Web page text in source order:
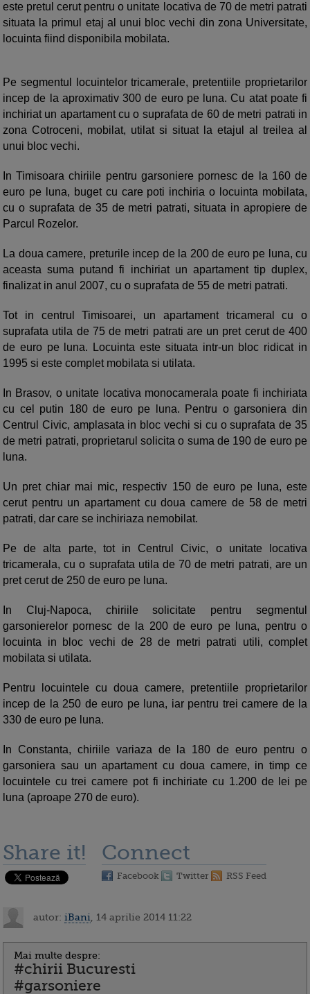
este pretul cerut pentru o unitate locativa de 70 de metri patrati
situata la primul etaj al unui bloc vechi din zona Universitate,
locuinta fiind disponibila mobilata.
Pe segmentul locuintelor tricamerale, pretentiile proprietarilor
incep de la aproximativ 300 de euro pe luna. Cu atat poate fi
inchiriat un apartament cu o suprafata de 60 de metri patrati in
zona Cotroceni, mobilat, utilat si situat la etajul al treilea al
unui bloc vechi.
In Timisoara chiriile pentru garsoniere pornesc de la 160 de
euro pe luna, buget cu care poti inchiria o locuinta mobilata,
cu o suprafata de 35 de metri patrati, situata in apropiere de
Parcul Rozelor.
La doua camere, preturile incep de la 200 de euro pe luna, cu
aceasta suma putand fi inchiriat un apartament tip duplex,
finalizat in anul 2007, cu o suprafata de 55 de metri patrati.
Tot in centrul Timisoarei, un apartament tricameral cu o
suprafata utila de 75 de metri patrati are un pret cerut de 400
de euro pe luna. Locuinta este situata intr-un bloc ridicat in
1995 si este complet mobilata si utilata.
In Brasov, o unitate locativa monocamerala poate fi inchiriata
cu cel putin 180 de euro pe luna. Pentru o garsoniera din
Centrul Civic, amplasata in bloc vechi si cu o suprafata de 35
de metri patrati, proprietarul solicita o suma de 190 de euro pe
luna.
Un pret chiar mai mic, respectiv 150 de euro pe luna, este
cerut pentru un apartament cu doua camere de 58 de metri
patrati, dar care se inchiriaza nemobilat.
Pe de alta parte, tot in Centrul Civic, o unitate locativa
tricamerala, cu o suprafata utila de 70 de metri patrati, are un
pret cerut de 250 de euro pe luna.
In Cluj-Napoca, chiriile solicitate pentru segmentul
garsonierelor pornesc de la 200 de euro pe luna, pentru o
locuinta in bloc vechi de 28 de metri patrati utili, complet
mobilata si utilata.
Pentru locuintele cu doua camere, pretentiile proprietarilor
incep de la 250 de euro pe luna, iar pentru trei camere de la
330 de euro pe luna.
In Constanta, chiriile variaza de la 180 de euro pentru o
garsoniera sau un apartament cu doua camere, in timp ce
locuintele cu trei camere pot fi inchiriate cu 1.200 de lei pe
luna (aproape 270 de euro).
Share it! Connect
Facebook Twitter RSS Feed
autor: iBani , 14 aprilie 2014 11:22
Mai multe despre:
#chirii Bucuresti
#garsoniere